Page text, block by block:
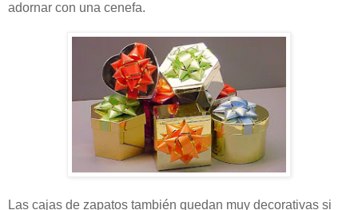
adornar con una cenefa.
Las cajas de zapatos también quedan muy decorativas si